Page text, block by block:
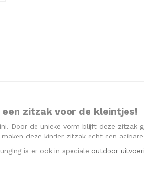
een zitzak voor de kleintjes!
Door de unieke vorm blijft deze zitzak
deze kinder zitzak echt een
is er ook in speciale outdoor